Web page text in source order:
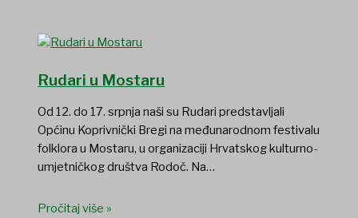
Rudari u Mostaru
Od 12. do 17. srpnja naši su Rudari predstavljali
Općinu Koprivnički Bregi na međunarodnom festivalu
folklora u Mostaru, u organizaciji Hrvatskog kulturno-
umjetničkog društva Rodoč. Na…
Pročitaj više »